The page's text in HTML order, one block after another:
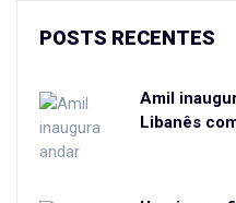
POSTS RECENTES
Amil
Libanês